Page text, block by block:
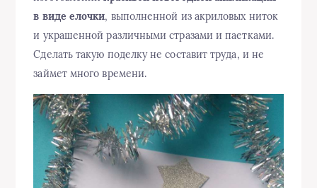
в виде елочки, выполненной из акриловых ниток
и украшенной различными стразами и паетками.
Сделать такую поделку не составит труда, и не
займет много времени.